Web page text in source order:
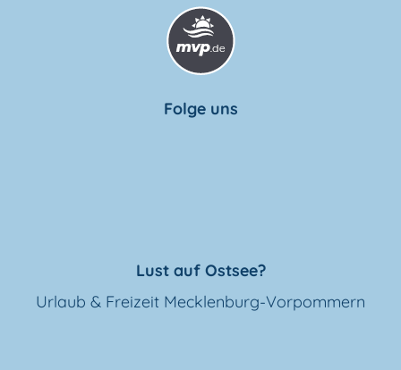
Folge uns
Lust auf Ostsee?
Urlaub & Freizeit Mecklenburg-Vorpommern